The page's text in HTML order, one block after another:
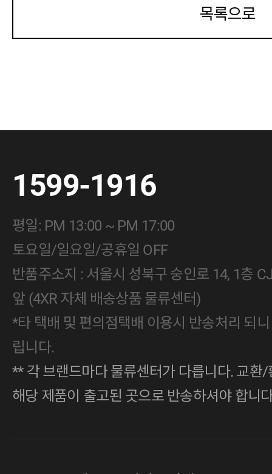
목록으로
1599-1916
평일: PM 13:00 ~ PM 17:00
토요일/일요일/공휴일 OFF
반품주소지 : 서울시 성북구 숭인로 14, 1층
앞 (4XR 자체 배송상품 물류센터)
*타 택배 및 편의점택배 이용시 반송처리 되
립니다.
** 각 브랜드마다 물류센터가 다릅니다. 교환
해당 제품이 출고된 곳으로 반송하셔야 합니